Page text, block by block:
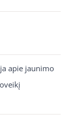
apie jaunimo